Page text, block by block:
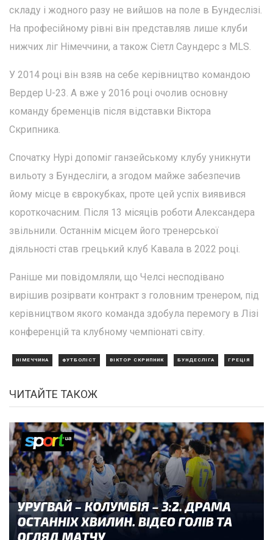
складу і жодного разу не вийшов на поле в Бундеслізі.
На професійному рівні він представляв лише клуби
нижчих ліг Німеччини, а також Сіетл Саундерс з MLS.
У 2014 році він взяв на себе керівництво командою
Вердер U-23. А вже у 2016 році очолив основну
команду бременців після відставки Віктора
Скрипника.
Спочатку Нурі допоміг ганзейському клубу уникнути
вильоту з Бундесліги, а згодом майже забезпечив
йому місце в єврокубках, проте цей успіх виявився
короткочасним. Після 13 місяців роботи Александера
звільнили. Останнім місцем його тренерської
діяльності став грецький клуб Кавала в 2022 році.
Раніше ми повідомляли, що Челсі несподівано
вирішив розірвати контракт з головним тренером, під
керівництвом якого команда здобула перемогу в Лізі
конференцій та клубному чемпіонаті світу.
НІМЕЧЧИНА ФУТБОЛІСТ ВІКТОР СКРИПНИК БУНДЕСЛІГА ГРЕЦІЯ
ЧИТАЙТЕ ТАКОЖ